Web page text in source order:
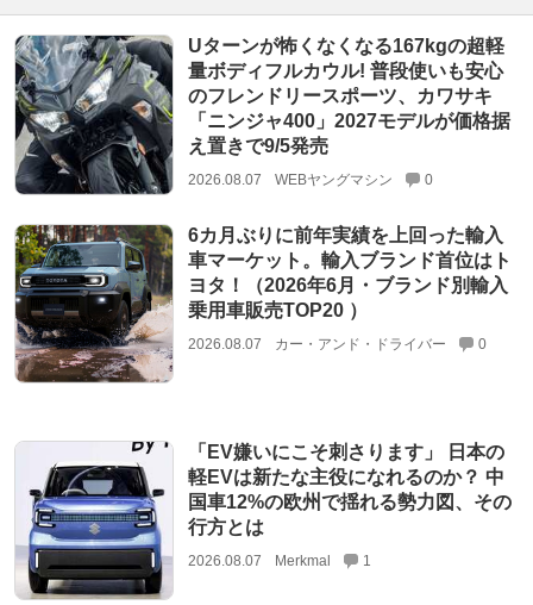
Uターンが怖くなくなる167kgの超軽
量ボディフルカウル! 普段使いも安心
のフレンドリースポーツ、カワサキ
「ニンジャ400」2027モデルが価格据
え置きで9/5発売
2026.08.07 WEBヤングマシン 0
6カ月ぶりに前年実績を上回った輸入
車マーケット。輸入ブランド首位はト
ヨタ！（2026年6月・ブランド別輸入
乗用車販売TOP20 ）
2026.08.07 カー・アンド・ドライバー 0
「EV嫌いにこそ刺さります」 日本の
軽EVは新たな主役になれるのか？ 中
国車12%の欧州で揺れる勢力図、その
行方とは
2026.08.07 Merkmal 1